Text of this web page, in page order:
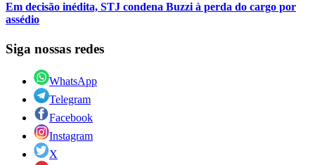
Em decisão inédita, STJ condena Buzzi à perda do cargo por
assédio
Siga nossas redes
WhatsApp
Telegram
Facebook
Instagram
X